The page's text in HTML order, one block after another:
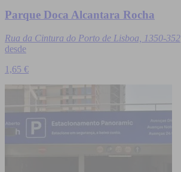
Parque Doca Alcantara Rocha
Rua da Cintura do Porto de Lisboa, 1350-352
desde
1,65 €